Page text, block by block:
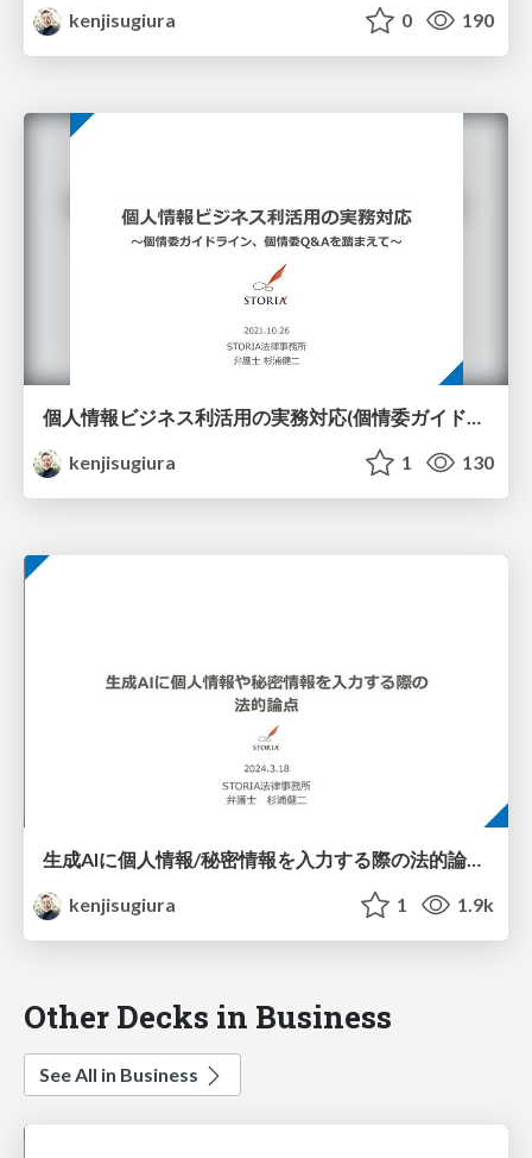
kenjisugiura
0 190
個人情報ビジネス利活用の実務対応(個情委ガイドライン、Q&Aを踏まえて)20211026
kenjisugiura
1 130
生成AIに個人情報/秘密情報を入力する際の法的論点20240318
kenjisugiura
1 1.9k
Other Decks in Business
See All in Business